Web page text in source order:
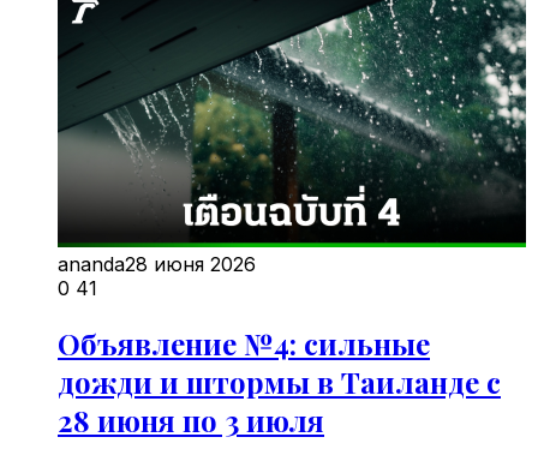
ananda28 июня 2026
0 41
Объявление №4: сильные
дожди и штормы в Таиланде с
28 июня по 3 июля